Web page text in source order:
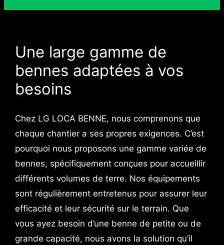
Une large gamme de
bennes adaptées à vos
besoins
Chez LG LOCA BENNE, nous comprenons que
chaque chantier a ses propres exigences. C’est
pourquoi nous proposons une gamme variée de
bennes, spécifiquement conçues pour accueillir
différents volumes de terre. Nos équipements
sont régulièrement entretenus pour assurer leur
efficacité et leur sécurité sur le terrain. Que
vous ayez besoin d’une benne de petite ou de
grande capacité, nous avons la solution qu’il